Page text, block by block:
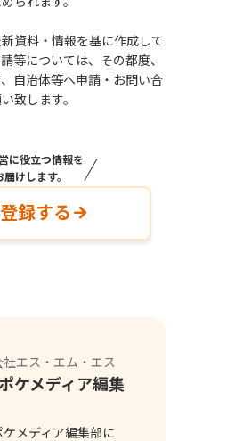
資料・情報を基に作成して
等については、その都度、
自治体等へ申請・お問い合
致します。
に役立つ情報を
けします。
録する
社エス・エム・エス
ケメディア編集
ケメディア編集部に